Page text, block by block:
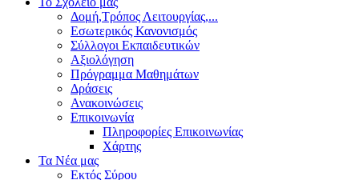
Δομή,Τρόπος Λειτουργίας,...
Εσωτερικός Κανονισμός
Σύλλογοι Εκπαιδευτικών
Αξιολόγηση
Πρόγραμμα Μαθημάτων
Δράσεις
Ανακοινώσεις
Επικοινωνία
Πληροφορίες Επικοινωνίας
Χάρτης
Τα Νέα μας
Εκτός Σύρου